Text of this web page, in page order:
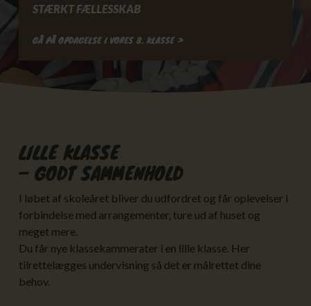
STÆRKT FÆLLESSKAB
GÅ PÅ OPDAGELSE I VORES 8. KLASSE >
LILLE KLASSE
– GODT SAMMENHOLD
I løbet af skoleåret bliver du udfordret og får oplevelser i
forbindelse med arrangementer, ture ud af huset og
meget mere.
Du får nye klassekammerater i en lille klasse. Her
tilrettelægges undervisning så det er målrettet dine
behov.